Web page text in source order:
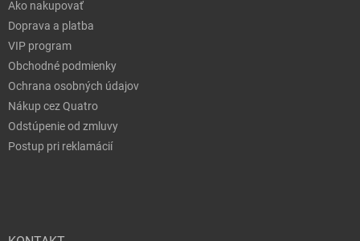
Ako nakupovať
Doprava a platba
VIP program
Obchodné podmienky
Ochrana osobných údajov
Nákup cez Quatro
Odstúpenie od zmluvy
Postup pri reklamácií